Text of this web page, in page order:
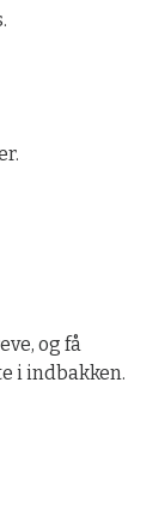
og få
i indbakken.